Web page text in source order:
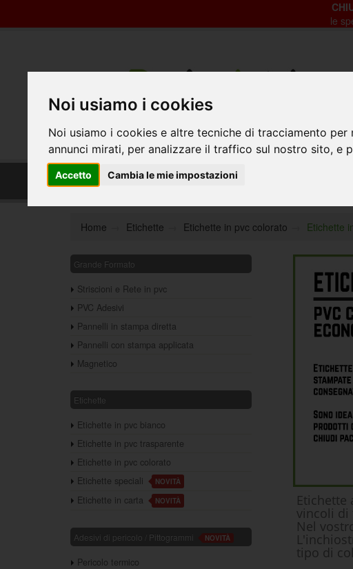
Noi usiamo i cookies
Noi usiamo i cookies e altre tecniche di tracciamento
annunci mirati, per analizzare il traffico sul nostro sito, e
Accetto Cambia le mie impostazioni
le
Etichette in pvc colorato economico, stampate a
e consegnate a fogli con varie pose.
Home Etichette Etichette in pvc colorato Etichette
Grande Formato
Striscioni e Rete in pvc
PVC Adesivi
Pannelli in stampa diretta
Pannelli con stampa applicata
Magnetico
Etichette
Etichette in pvc bianco
Etichette in pvc trasparente
Etichette in pvc colorato
Etichette speciali
NOVITÀ
Etichette in carta NOVITÀ
Adesivi di pericolo / Pittogrammi NOVITÀ
Pericolo termico
Etichette
vincoli di
Nel
tipo di